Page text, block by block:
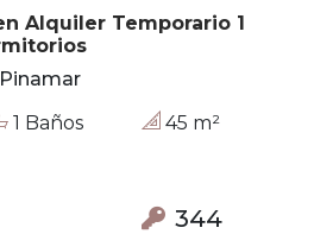
Alquiler Temporario 1
1 Baños 45 m²
344